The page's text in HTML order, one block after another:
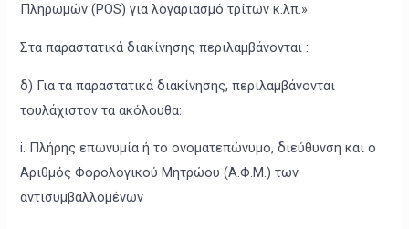
Πληρωμών (POS) για λογαριασμό τρίτων κ.λπ.».
Στα παραστατικά διακίνησης περιλαμβάνονται :
δ) Για τα παραστατικά διακίνησης, περιλαμβάνονται
τουλάχιστον τα ακόλουθα:
i. Πλήρης επωνυμία ή το ονοματεπώνυμο, διεύθυνση και ο
Αριθμός Φορολογικού Μητρώου (Α.Φ.Μ.) των
αντισυμβαλλομένων